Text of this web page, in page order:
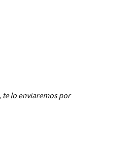
te lo enviaremos por